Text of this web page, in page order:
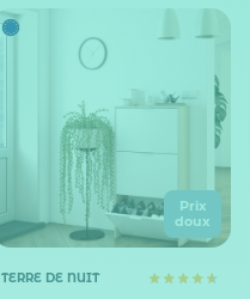
Prix
doux
TERRE DE NUIT